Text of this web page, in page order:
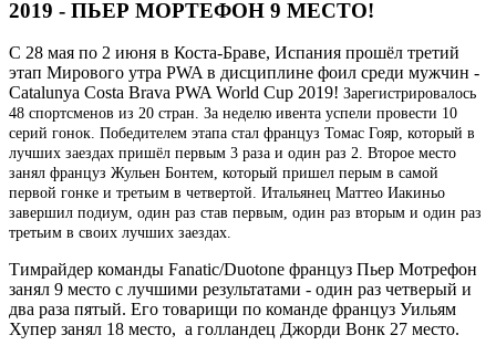
2019 - ПЬЕР МОРТЕФОН 9 МЕСТО!
С 28 мая по 2 июня в Коста-Браве, Испания прошёл третий
этап Мирового утра PWA в дисциплине фоил среди мужчин -
Catalunya Costa Brava PWA World Cup 2019! Зарегистрировалось
48 спортсменов из 20 стран. За неделю ивента успели провести 10
серий гонок. Победителем этапа стал француз Томас Гояр, который в
лучших заездах пришёл первым 3 раза и один раз 2. Второе место
занял француз Жульен Бонтем, который пришел перым в самой
первой гонке и третьим в четвертой. Итальянец Маттео Иакиньо
завершил подиум, один раз став первым, один раз вторым и один раз
третьим в своих лучших заездах.
Тимрайдер команды Fanatic/Duotone француз Пьер Мотрефон
занял 9 место с лучшими результатами - один раз четверый и
два раза пятый. Его товарищи по команде француз Уильям
Хупер занял 18 место, а голландец Джорди Вонк 27 место.